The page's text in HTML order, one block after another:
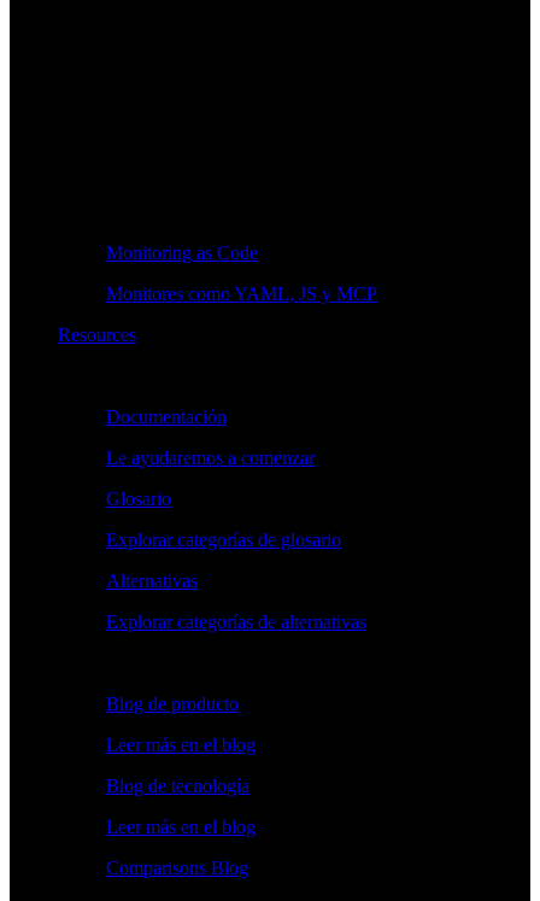
Monitoring as Code
Monitores como YAML, JS y MCP
Resources
Documentación
Le ayudaremos a comenzar
Glosario
Explorar categorías de glosario
Alternativas
Explorar categorías de alternativas
Blog de producto
Leer más en el blog
Blog de tecnología
Leer más en el blog
Comparisons Blog